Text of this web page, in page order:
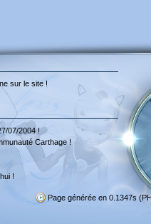
sur le site !
07/2004 !
Carthage !
!
Page générée en 0.1347s